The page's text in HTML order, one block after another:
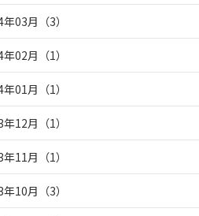
年03月 （3）
年02月 （1）
年01月 （1）
年12月 （1）
年11月 （1）
年10月 （3）